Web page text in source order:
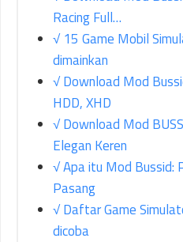
Racing Full…
√ 15 Game Mobil
dimainkan
√ Download Mod
HDD, XHD
√ Download Mod
Elegan Keren
√ Apa itu Mod Bussid:
Pasang
√ Daftar Game
dicoba